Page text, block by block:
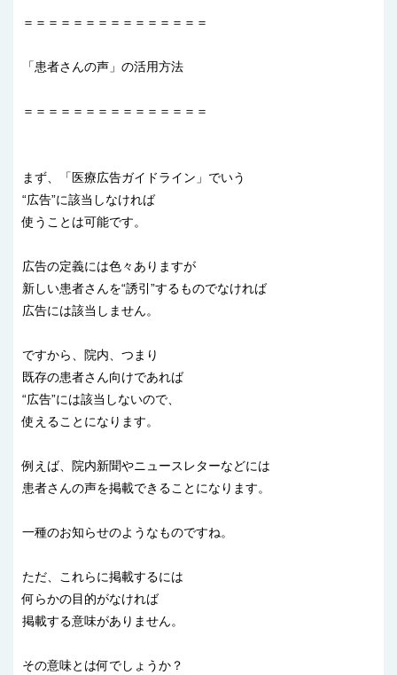
＝＝＝＝＝＝＝＝＝＝＝＝＝＝＝
「患者さんの声」の活用方法
＝＝＝＝＝＝＝＝＝＝＝＝＝＝＝
まず、「医療広告ガイドライン」でいう
“広告”に該当しなければ
使うことは可能です。
広告の定義には色々ありますが
新しい患者さんを“誘引”するものでなければ
広告には該当しません。
ですから、院内、つまり
既存の患者さん向けであれば
“広告”には該当しないので、
使えることになります。
例えば、院内新聞やニュースレターなどには
患者さんの声を掲載できることになります。
一種のお知らせのようなものですね。
ただ、これらに掲載するには
何らかの目的がなければ
掲載する意味がありません。
その意味とは何でしょうか？